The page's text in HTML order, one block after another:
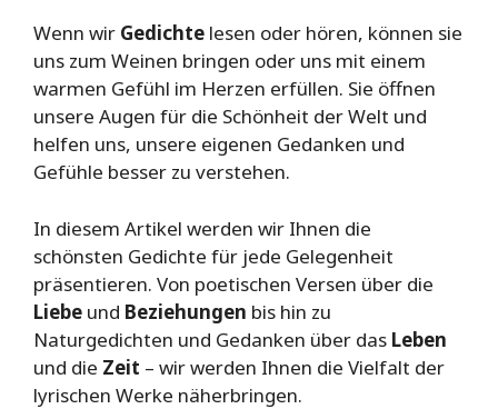
Wenn wir Gedichte lesen oder hören, können sie
uns zum Weinen bringen oder uns mit einem
warmen Gefühl im Herzen erfüllen. Sie öffnen
unsere Augen für die Schönheit der Welt und
helfen uns, unsere eigenen Gedanken und
Gefühle besser zu verstehen.
In diesem Artikel werden wir Ihnen die
schönsten Gedichte für jede Gelegenheit
präsentieren. Von poetischen Versen über die
Liebe und Beziehungen bis hin zu
Naturgedichten und Gedanken über das Leben
und die Zeit – wir werden Ihnen die Vielfalt der
lyrischen Werke näherbringen.